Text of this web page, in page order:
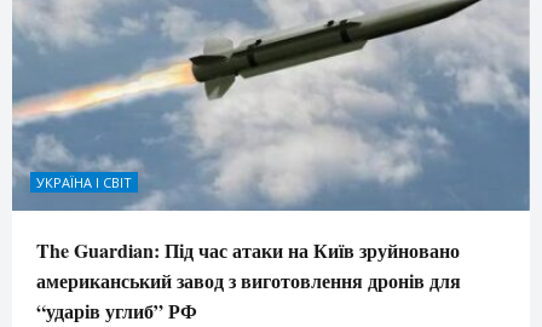
УКРАЇНА І СВІТ
The Guardian: Під час атаки на Київ зруйновано
американський завод з виготовлення дронів для
“ударів углиб” РФ